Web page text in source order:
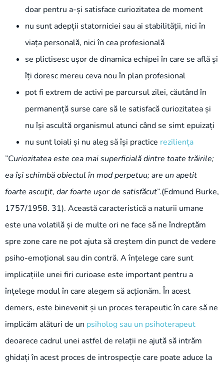
doar pentru a-și satisface curiozitatea de moment
nu sunt adepții statorniciei sau ai stabilității, nici în
viața personală, nici în cea profesională
se plictisesc ușor de dinamica echipei în care se află și
îți doresc mereu ceva nou în plan profesional
pot fi extrem de activi pe parcursul zilei, căutând în
permanență surse care să le satisfacă curiozitatea și
nu își ascultă organismul atunci când se simt epuizați
nu sunt loiali și nu aleg să își practice reziliența
”Curiozitatea este cea mai superficială dintre toate trăirile;
ea îşi schimbă obiectul în mod perpetuu; are un apetit
foarte ascuţit, dar foarte uşor de satisfăcut”.(Edmund Burke,
1757/1958. 31). Această caracteristică a naturii umane
este una volatilă și de multe ori ne face să ne îndreptăm
spre zone care ne pot ajuta să creștem din punct de vedere
psiho-emoțional sau din contră. A înțelege care sunt
implicațiile unei firi curioase este important pentru a
înțelege modul în care alegem să acționăm. În acest
demers, este binevenit și un proces terapeuticîn care să ne
implicăm alături de un psiholog sau un psihoterapeut
deoarece cadrul unei astfel de relații ne ajută să intrăm
ghidați în acest proces de introspecție care poate aduce la